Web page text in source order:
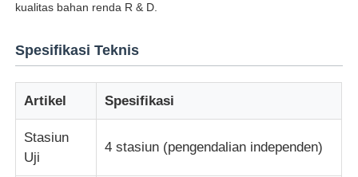
Peralatan Pengujian Alas Kaki
Peralatan pengujian bahan bangunan
Peralatan pengujian kemasan
Peralatan pengujian perekat
kualitas bahan renda R & D.
Spesifikasi Teknis
Artikel Spesifikasi
Stasiun
Uji
4 stasiun (pengendalian independen)